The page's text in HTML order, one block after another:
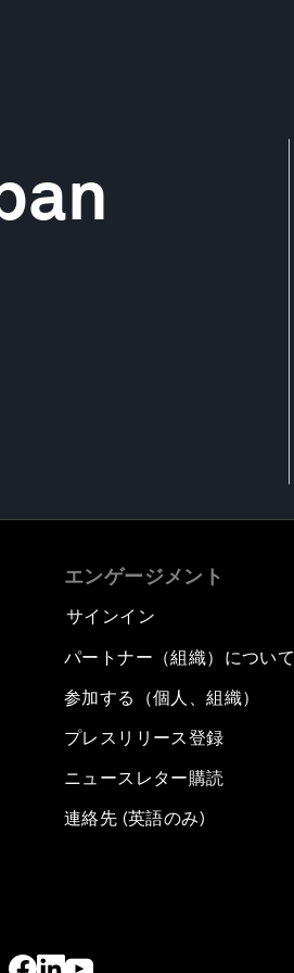
エンゲージメント
サインイン
パートナー（組織）について
参加する（個人、組織）
プレスリリース登録
ニュースレター購読
連絡先 (英語のみ)